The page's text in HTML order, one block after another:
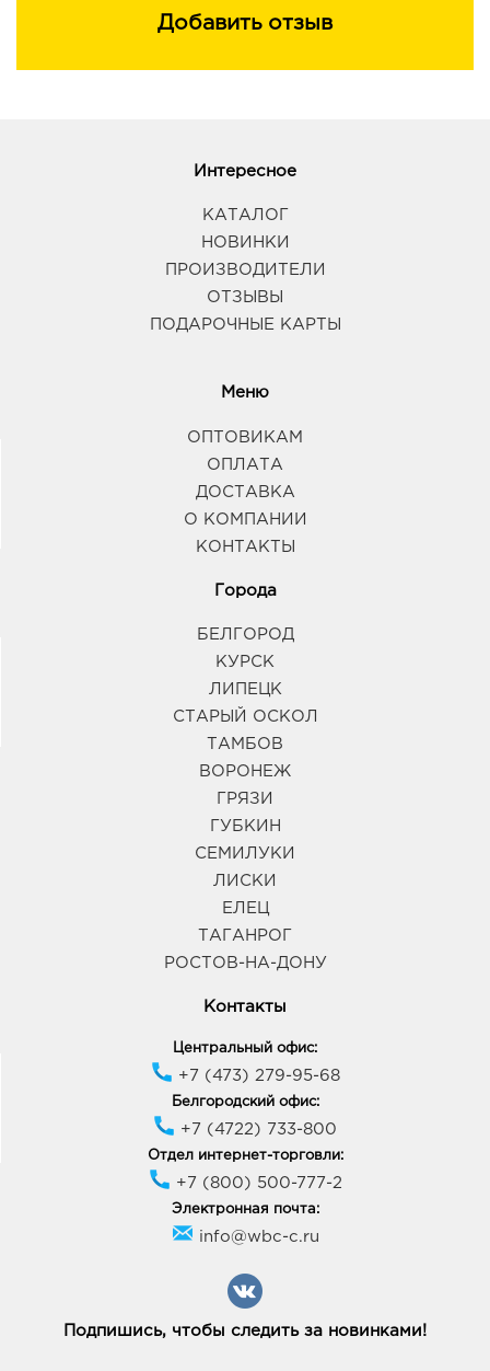
Добавить отзыв
Интересное
КАТАЛОГ
НОВИНКИ
ПРОИЗВОДИТЕЛИ
ОТЗЫВЫ
ПОДАРОЧНЫЕ КАРТЫ
Меню
ОПТОВИКАМ
ОПЛАТА
ДОСТАВКА
О КОМПАНИИ
КОНТАКТЫ
Города
БЕЛГОРОД
КУРСК
ЛИПЕЦК
СТАРЫЙ ОСКОЛ
ТАМБОВ
ВОРОНЕЖ
ГРЯЗИ
ГУБКИН
СЕМИЛУКИ
ЛИСКИ
ЕЛЕЦ
ТАГАНРОГ
РОСТОВ-НА-ДОНУ
Контакты
Центральный офис:
+7 (473) 279-95-68
Белгородский офис:
+7 (4722) 733-800
Отдел интернет-торговли:
+7 (800) 500-777-2
Электронная почта:
info@wbc-c.ru
Подпишись, чтобы следить за новинками!